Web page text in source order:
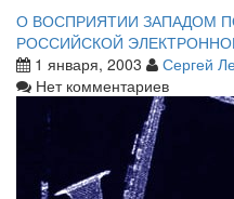
О ВОСПРИЯТИИ ЗАПАДОМ
РОССИЙСКОЙ
1 января, 2003
Сергей
Нет комментариев